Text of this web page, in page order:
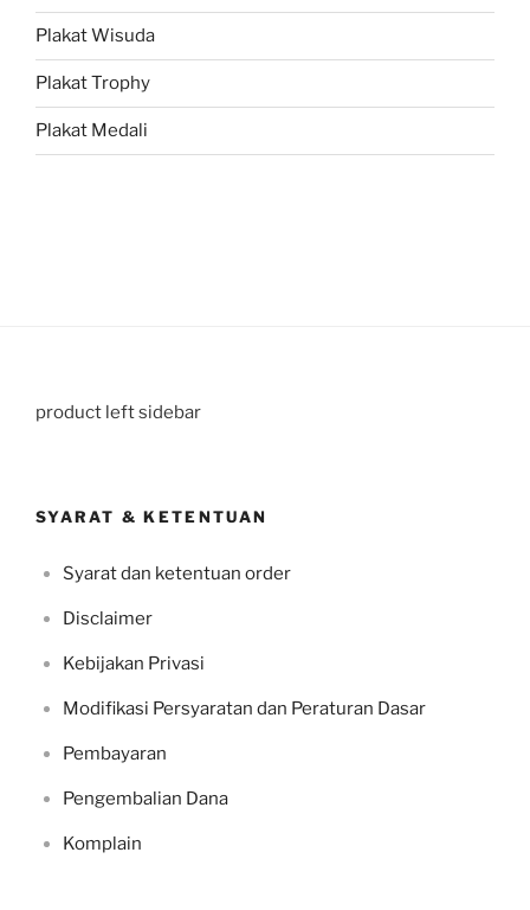
Plakat Wisuda
Plakat Trophy
Plakat Medali
product left sidebar
SYARAT & KETENTUAN
Syarat dan ketentuan order
Disclaimer
Kebijakan Privasi
Modifikasi Persyaratan dan Peraturan Dasar
Pembayaran
Pengembalian Dana
Komplain